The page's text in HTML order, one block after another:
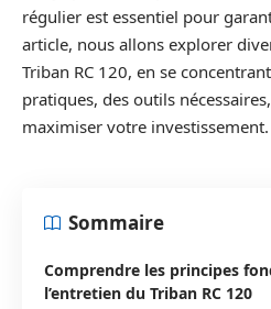
régulier est essentiel pour
article, nous allons explorer
Triban RC 120, en se
pratiques, des outils
maximiser votre investissement.
Sommaire
Comprendre les principes
l’entretien du Triban RC 120